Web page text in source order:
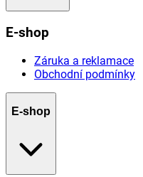
E-shop
Záruka a reklamace
Obchodní podmínky
E-shop